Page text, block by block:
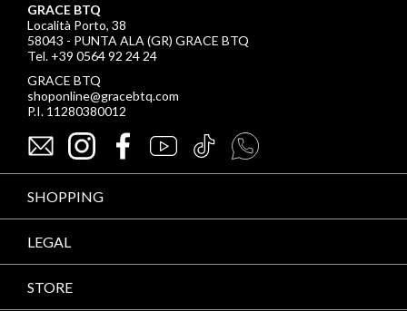
GRACE BTQ
Località Porto, 38
58043 - PUNTA ALA (GR) GRACE BTQ
Tel. +39 0564 92 24 24
GRACE BTQ
shoponline@gracebtq.com
P.I. 11280380012
SHOPPING
LEGAL
STORE